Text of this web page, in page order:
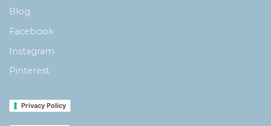
Blog
Facebook
Instagram
Pinterest
Privacy Policy